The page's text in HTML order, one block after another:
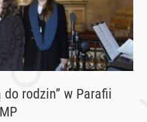
do rodzin” w Parafii